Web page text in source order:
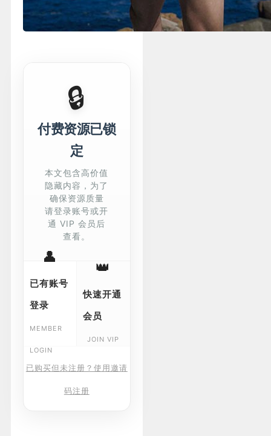
🔒
付费资源已锁
定
本文包含高价值
隐藏内容，为了
确保资源质量
请登录账号或开
通 VIP 会员后
查看。
👤
已有账号
登录
MEMBER
LOGIN
👑
快速开通
会员
JOIN VIP
已购买但未注册？使用邀请
码注册